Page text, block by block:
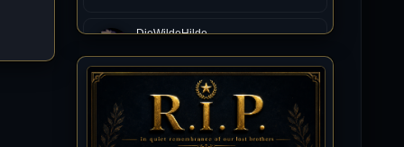
DieWildeHilde
Happy Birthday Chickpea
DieWildeHilde
10.07.2026 / 10:08
Hallo meine Lieben!